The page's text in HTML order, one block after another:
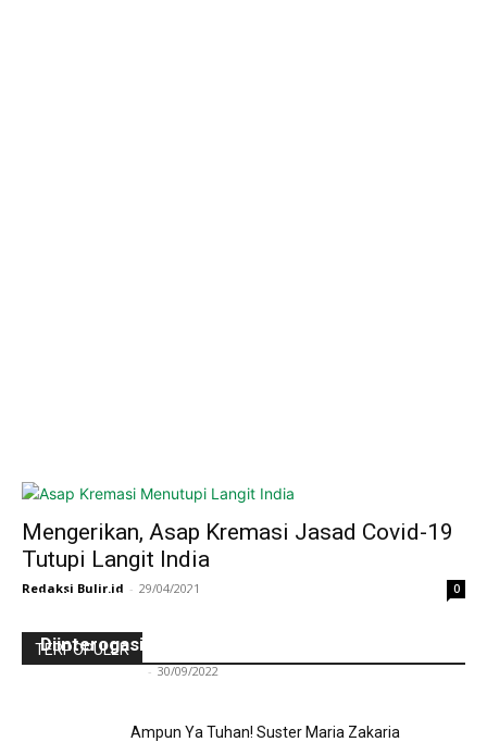
Mengerikan, Asap Kremasi Jasad Covid-19
Tutupi Langit India
Redaksi Bulir.id - 29/04/2021 0
TERPOPULER
Ini Kronologinya! Diduga Teriaki Kata Sambo,
Diinterogasi Aparat Polres Sikka
- 30/09/2022
Ampun Ya Tuhan! Suster Maria Zakaria